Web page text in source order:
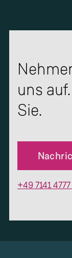
uns
Sie.
+49 7141